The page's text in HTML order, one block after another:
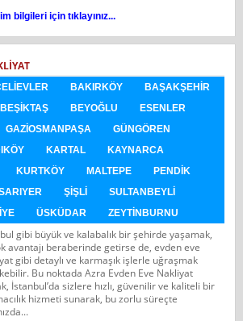
bilgileri için tıklayınız...
BAKIRKÖY
BAŞAKŞEHIR
BEŞIKTAŞ BEYOĞLU
ESENLER
GAZIOSMANPAŞA
GÜNGÖREN
KARTAL
KAYNARCA
KURTKÖY MALTEPE
PENDIK
ŞIŞLI
SULTANBEYLI
ÜSKÜDAR ZEYTINBURNU
gibi büyük ve kalabalık bir şehirde yaşamak,
avantajı beraberinde getirse de, evden eve
gibi detaylı ve karmaşık işlerle uğraşmak
Bu noktada Azra Evden Eve Nakliyat
İstanbul’da sizlere hızlı, güvenilir ve kaliteli bir
hizmeti sunarak, bu zorlu süreçte